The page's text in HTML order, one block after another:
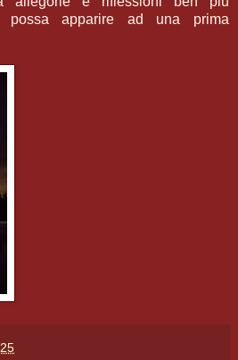
possa apparire ad una prima